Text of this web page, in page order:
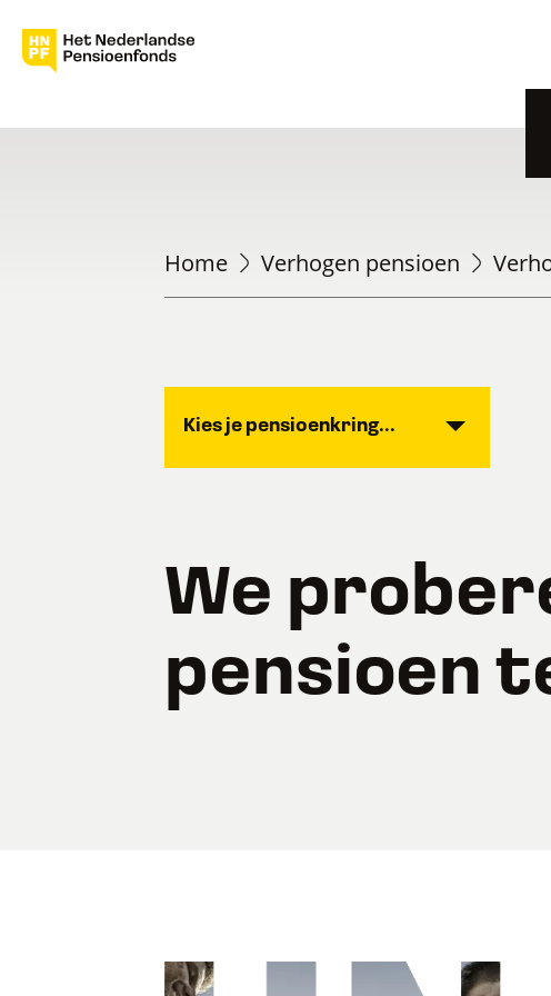
Home Verhogen pensioen
Kies je pensioenkring...
We
pensioen